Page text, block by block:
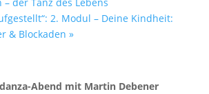
2. Modul – Deine Kindheit:
& Blockaden »
Abend mit Martin Debener